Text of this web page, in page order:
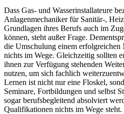
Dass Gas- und Wasserinstallateure
Anlagenmechaniker für Sanitär-,
Grundlagen ihres Berufs auch im
können, steht außer Frage.
die Umschulung einem erfolgreichen
nichts im Wege. Gleichzeitig sollten
ihnen zur Verfügung stehenden
nutzen, um sich fachlich
Lernen ist nicht nur eine Floskel,
Seminare, Fortbildungen und selbst
sogar berufsbegleitend absolviert
Qualifikationen nichts im Wege steht.